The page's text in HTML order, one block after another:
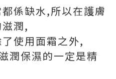
係缺水,所以在護膚
潤,
使用面霜之外,
潤保濕的一定是精